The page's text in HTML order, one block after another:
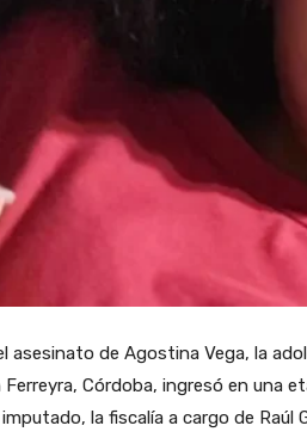
asesinato de Agostina Vega, la
Córdoba, ingresó en una
la fiscalía a cargo de Raúl